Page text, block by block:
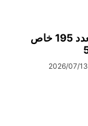
مجلة نضال الشعب العدد 195 خاص
2026/07/13